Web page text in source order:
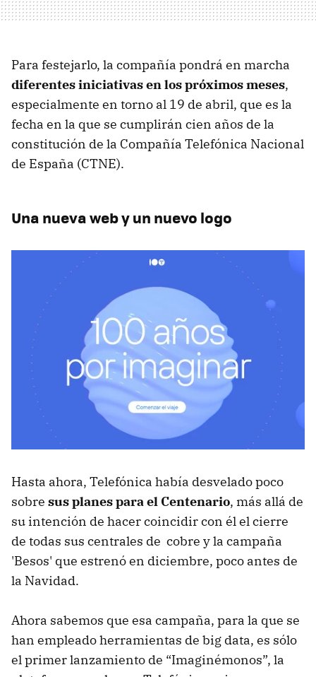
Para festejarlo, la compañía pondrá en marcha
diferentes iniciativas en los próximos meses,
especialmente en torno al 19 de abril, que es la
fecha en la que se cumplirán cien años de la
constitución de la Compañía Telefónica Nacional
de España (CTNE).
Una nueva web y un nuevo logo
Hasta ahora, Telefónica había desvelado poco
sobre sus planes para el Centenario, más allá de
su intención de hacer coincidir con él el cierre
de todas sus centrales de cobre y la campaña
'Besos' que estrenó en diciembre, poco antes de
la Navidad.
Ahora sabemos que esa campaña, para la que se
han empleado herramientas de big data, es sólo
el primer lanzamiento de “Imaginémonos”, la